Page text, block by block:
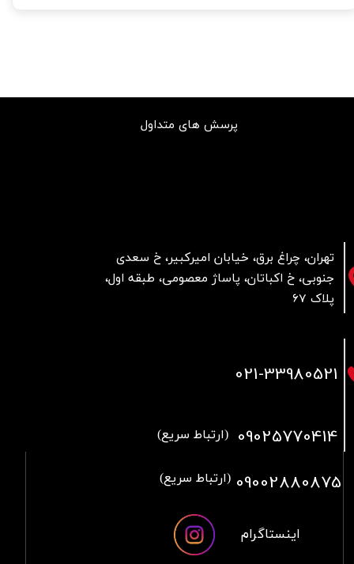
تهران، چراغ برق، خیابان امیرکبیر، خ سعدی
جنوبی، خ اکباتان، پاساژ معصومی، طبقه اول،
پلاک 67
پرسش های متداول
021-33980521
09025770414 (ارتباط سریع)
09002880875 (ارتباط سریع)
اینستاگرام